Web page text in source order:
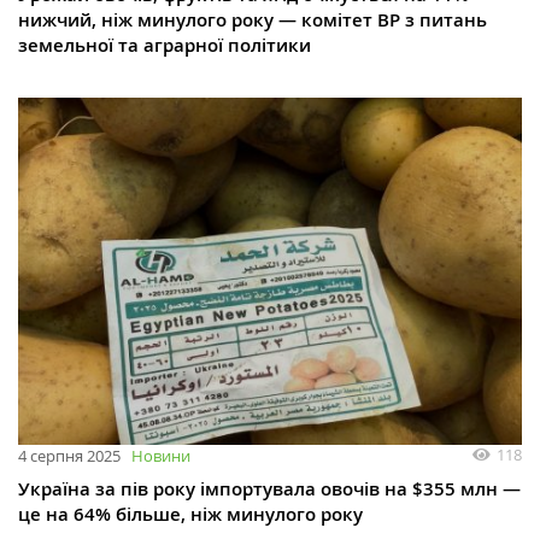
нижчий, ніж минулого року — комітет ВР з питань
земельної та аграрної політики
4 серпня 2025 Новини 118
Україна за пів року імпортувала овочів на $355 млн —
це на 64% більше, ніж минулого року